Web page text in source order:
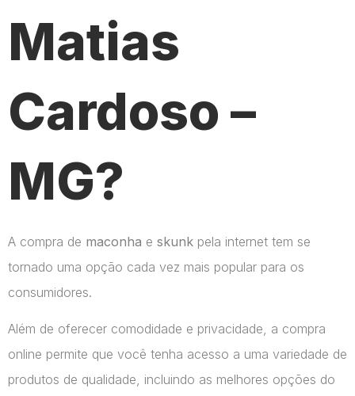
Matias
Cardoso –
MG?
A compra de maconha e skunk pela internet tem se
tornado uma opção cada vez mais popular para os
consumidores.
Além de oferecer comodidade e privacidade, a compra
online permite que você tenha acesso a uma variedade de
produtos de qualidade, incluindo as melhores opções do